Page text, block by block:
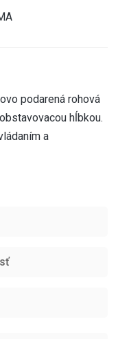
podarená rohová
hĺbkou.
a